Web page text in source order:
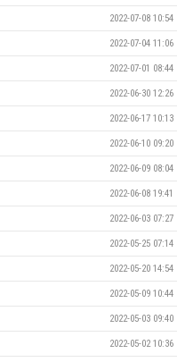
2022-07-08 10:54
2022-07-04 11:06
2022-07-01 08:44
2022-06-30 12:26
2022-06-17 10:13
2022-06-10 09:20
2022-06-09 08:04
2022-06-08 19:41
2022-06-03 07:27
2022-05-25 07:14
2022-05-20 14:54
2022-05-09 10:44
2022-05-03 09:40
2022-05-02 10:36